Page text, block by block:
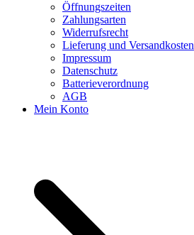
Öffnungszeiten
Zahlungsarten
Widerrufsrecht
Lieferung und Versandkosten
Impressum
Datenschutz
Batterieverordnung
AGB
Mein Konto